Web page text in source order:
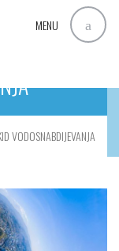
MENU
VODOSNABDIJEVANJA